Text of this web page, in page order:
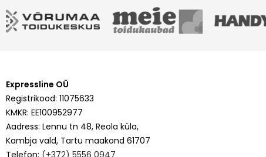
Expressline OÜ
Registrikood: 11075633
KMKR: EE100952977
Aadress: Lennu tn 48, Reola küla,
Kambja vald, Tartu maakond 61707